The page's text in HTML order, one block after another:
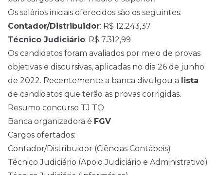
Os salários iniciais oferecidos são os seguintes:
Contador/Distribuidor: R$ 12.243,37
Técnico Judiciário: R$ 7.312,99
Os candidatos foram avaliados por meio de provas
objetivas e discursivas, aplicadas no dia 26 de junho
de 2022. Recentemente a banca divulgou a lista
de candidatos que terão as provas corrigidas.
Resumo concurso TJ TO
Banca organizadora é FGV
Cargos ofertados:
Contador/Distribuidor (Ciências Contábeis)
Técnico Judiciário (Apoio Judiciário e Administrativo)